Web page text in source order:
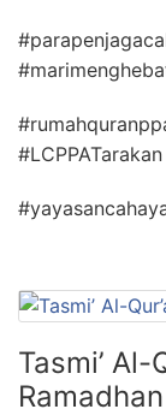
#LCPPATarakan
Tasmi’ Al-
Ramadhan